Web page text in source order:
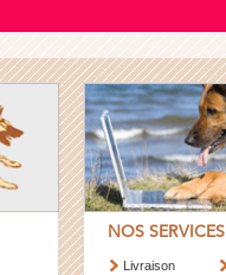
NOS SERVICES
Livraison